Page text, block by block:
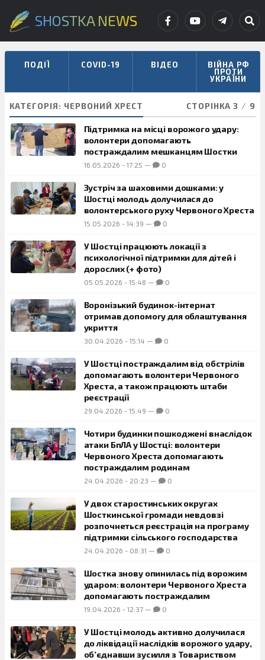
SHOSTKA NEWS
ПОДІЇ COVID-19 ВІДЕО ВІЙНА РФ
ПРОТИ
УКРАЇНИ
КАТЕГОРІЯ: ЧЕРВОНИЙ ХРЕСТ СТОРІНКА 3 / 9
Підтримка на місці ворожого удару:
волонтери допомагають
постраждалим мешканцям Шостки
16.05.2026 - 17:25 — 0
Зустріч за шаховими дошками: у
Шостці молодь долучилася до
волонтерського руху Червоного Хреста
15.05.2026 - 14:39 — 0
У Шостці працюють локації з
психологічної підтримки для дітей і
дорослих (+ фото)
05.05.2026 - 15:48 — 0
Воронізький будинок-інтернат
отримав допомогу для облаштування
укриття
30.04.2026 - 15:14 — 0
У Шостці постраждалим від обстрілів
допомагають волонтери Червоного
Хреста, а також працюють штаби
реєстрації
29.04.2026 - 15:49 — 0
Чотири будинки пошкоджені внаслідок
атаки БпЛА у Шостці: волонтери
Червоного Хреста допомагають
постраждалим родинам
24.04.2026 - 20:23 — 0
У двох старостинських округах
Шосткинської громади невдовзі
розпочнеться реєстрація на програму
підтримки сільського господарства
24.04.2026 - 08:31 — 0
Шостка знову опинилась під ворожим
ударом: волонтери Червоного Хреста
допомагають постраждалим
19.04.2026 - 12:37 — 0
У Шостці молодь активно долучилася
до ліквідації наслідків ворожого удару,
об’єднавши зусилля з Товариством